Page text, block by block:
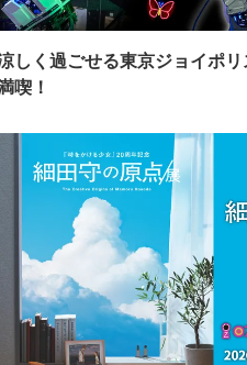
しく過ごせる東京ジョイポ
喫！